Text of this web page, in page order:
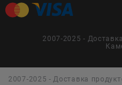
2007-2025 -
2007-2025 - Доставка